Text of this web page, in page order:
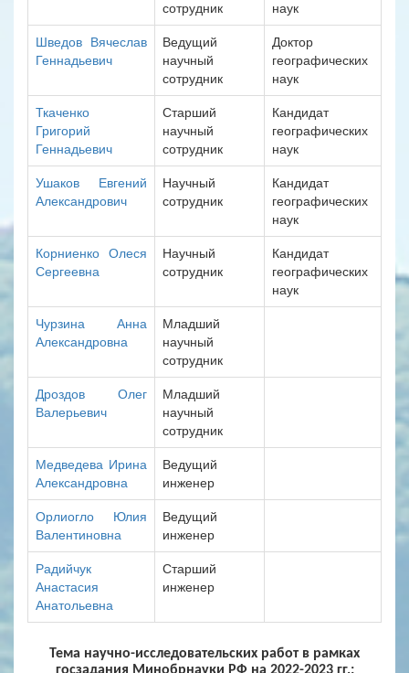
сотрудник
наук
Шведов Вячеслав
Геннадьевич
Ведущий
научный
сотрудник
Доктор
географических
наук
Ткаченко
Григорий
Геннадьевич
Старший
научный
сотрудник
Кандидат
географических
наук
Ушаков Евгений
Александрович
Научный
сотрудник
Кандидат
географических
наук
Корниенко Олеся
Сергеевна
Научный
сотрудник
Кандидат
географических
наук
Чурзина Анна
Александровна
Младший
научный
сотрудник
Дроздов Олег
Валерьевич
Младший
научный
сотрудник
Медведева Ирина
Александровна
Ведущий
инженер
Орлиогло Юлия
Валентиновна
Ведущий
инженер
Радийчук
Анастасия
Анатольевна
Старший
инженер
Тема научно-исследовательских работ в рамках